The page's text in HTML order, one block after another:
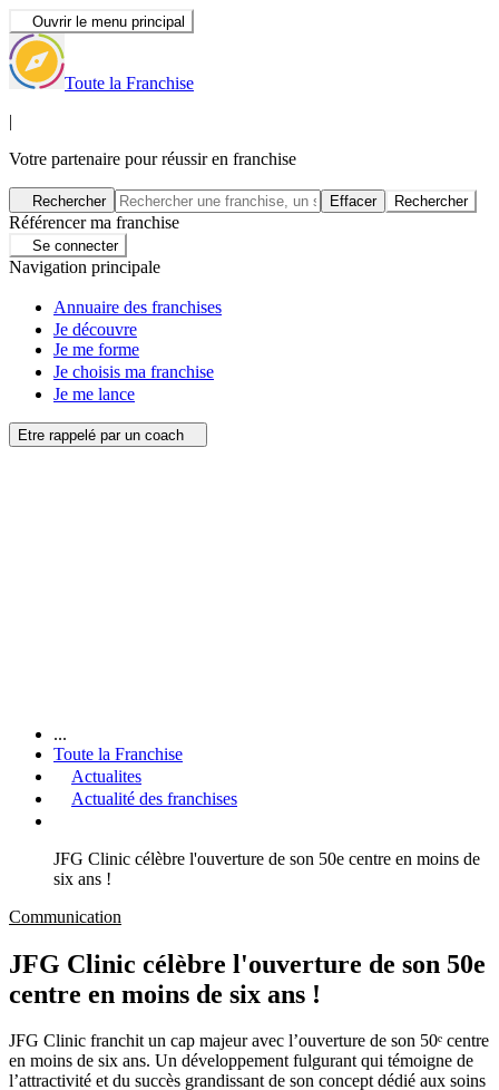
Ouvrir le menu principal
Toute la Franchise
|
Votre partenaire pour réussir en franchise
Rechercher Effacer Rechercher
Référencer ma franchise
Se connecter
Navigation principale
Annuaire des franchises
Je découvre
Je me forme
Je choisis ma franchise
Je me lance
Etre rappelé par un coach
...
Toute la Franchise
Actualites
Actualité des franchises
JFG Clinic célèbre l'ouverture de son 50e centre en moins de
six ans !
Communication
JFG Clinic célèbre l'ouverture de son 50e
centre en moins de six ans !
JFG Clinic franchit un cap majeur avec l’ouverture de son 50ᵉ centre
en moins de six ans. Un développement fulgurant qui témoigne de
l’attractivité et du succès grandissant de son concept dédié aux soins